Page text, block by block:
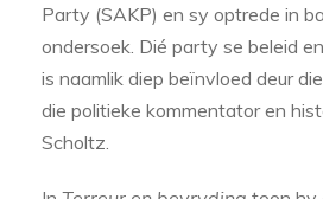
Party (SAKP) en sy optrede in
ondersoek. Dié party se beleid
is naamlik diep beïnvloed deur
die politieke kommentator en
Scholtz.